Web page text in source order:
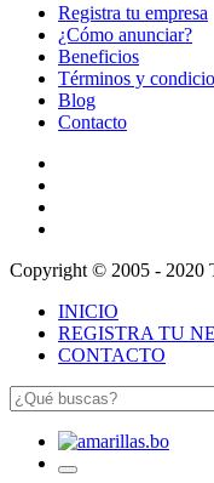
Registra tu empresa
¿Cómo anunciar?
Beneficios
Términos y
Blog
Contacto
Copyright © 2005 - 2020
INICIO
REGISTRA TU
CONTACTO